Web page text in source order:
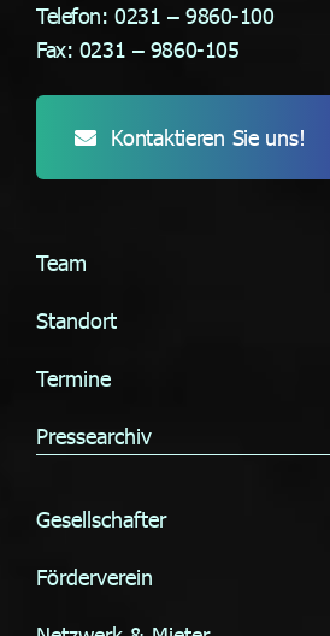
Telefon: 0231 – 9860-100
Fax: 0231 – 9860-105
Kontaktieren Sie uns!
Team
Standort
Termine
Pressearchiv
Gesellschafter
Förderverein